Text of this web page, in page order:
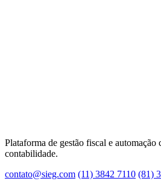
Plataforma de gestão fiscal e
contabilidade.
contato@sieg.com (11) 3842 7110 (81)